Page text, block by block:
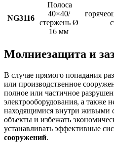
NG3116
Полоса
40×40/
стержень Ø
16 мм
Молниезащита и
В случае прямого попадания
или производственное
полное или частичное
электрооборудования, а также
находящимися внутри живыми
объекты и избежать
устанавливать эффективные
сооружений.